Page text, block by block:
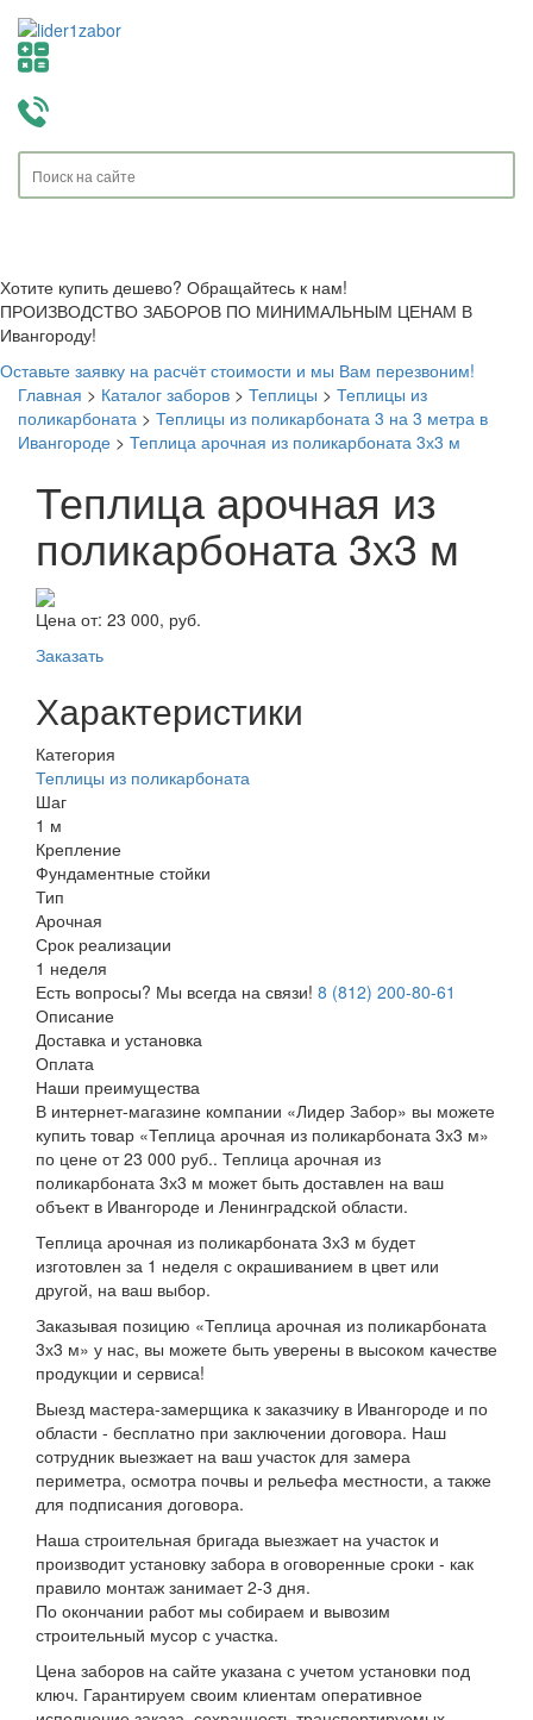
Хотите купить дешево? Обращайтесь к нам!
ПРОИЗВОДСТВО ЗАБОРОВ ПО МИНИМАЛЬНЫМ ЦЕНАМ В
Ивангороду!
Оставьте заявку на расчёт стоимости и мы Вам перезвоним!
Главная > Каталог заборов > Теплицы > Теплицы из
поликарбоната > Теплицы из поликарбоната 3 на 3 метра в
Ивангороде > Теплица арочная из поликарбоната 3х3 м
Теплица арочная из
поликарбоната 3х3 м
Цена от: 23 000, руб.
Заказать
Характеристики
Категория
Теплицы из поликарбоната
Шаг
1 м
Крепление
Фундаментные стойки
Тип
Арочная
Срок реализации
1 неделя
Есть вопросы? Мы всегда на связи! 8 (812) 200-80-61
Описание
Доставка и установка
Оплата
Наши преимущества
В интернет-магазине компании «Лидер Забор» вы можете
купить товар «Теплица арочная из поликарбоната 3х3 м»
по цене от 23 000 руб.. Теплица арочная из
поликарбоната 3х3 м может быть доставлен на ваш
объект в Ивангороде и Ленинградской области.
Теплица арочная из поликарбоната 3х3 м будет
изготовлен за 1 неделя с окрашиванием в цвет или
другой, на ваш выбор.
Заказывая позицию «Теплица арочная из поликарбоната
3х3 м» у нас, вы можете быть уверены в высоком качестве
продукции и сервиса!
Выезд мастера-замерщика к заказчику в Ивангороде и по
области - бесплатно при заключении договора. Наш
сотрудник выезжает на ваш участок для замера
периметра, осмотра почвы и рельефа местности, а также
для подписания договора.
Наша строительная бригада выезжает на участок и
производит установку забора в оговоренные сроки - как
правило монтаж занимает 2-3 дня.
По окончании работ мы собираем и вывозим
строительный мусор с участка.
Цена заборов на сайте указана с учетом установки под
ключ. Гарантируем своим клиентам оперативное